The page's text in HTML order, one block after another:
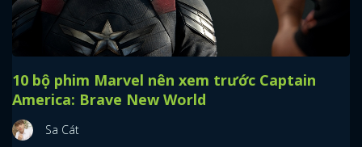
10 bộ phim Marvel nên xem trước Captain
America: Brave New World
Sa Cát